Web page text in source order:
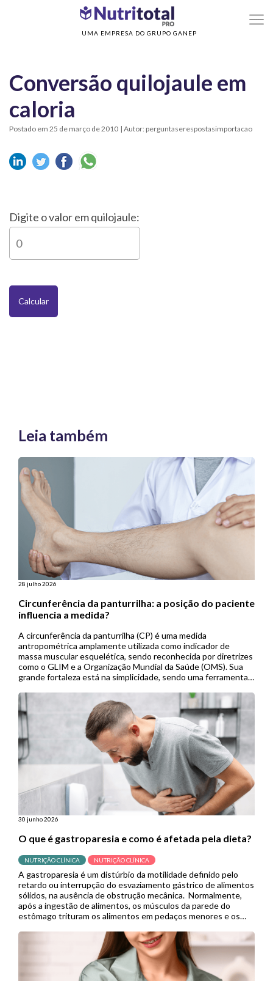
UMA EMPRESA DO GRUPO GANEP
Conversão quilojaule em caloria
Conversão quilojaule em
caloria
Postado em 25 de março de 2010 | Autor: perguntaserespostasimportacao
Digite o valor em quilojaule:
Calcular
Leia também
28 julho 2026
Circunferência da panturrilha: a posição do paciente
influencia a medida?
A circunferência da panturrilha (CP) é uma medida
antropométrica amplamente utilizada como indicador de
massa muscular esquelética, sendo reconhecida por diretrizes
como o GLIM e a Organização Mundial da Saúde (OMS). Sua
grande fortaleza está na simplicidade, sendo uma ferramenta
útil em contextos de menor […]
30 junho 2026
O que é gastroparesia e como é afetada pela dieta?
NUTRIÇÃO CLÍNICA NUTRIÇÃO CLÍNICA
A gastroparesia é um distúrbio da motilidade definido pelo
retardo ou interrupção do esvaziamento gástrico de alimentos
sólidos, na ausência de obstrução mecânica. Normalmente,
após a ingestão de alimentos, os músculos da parede do
estômago trituram os alimentos em pedaços menores e os
Porém, quando se […]